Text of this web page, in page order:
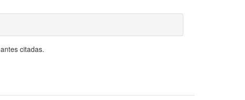
citadas.